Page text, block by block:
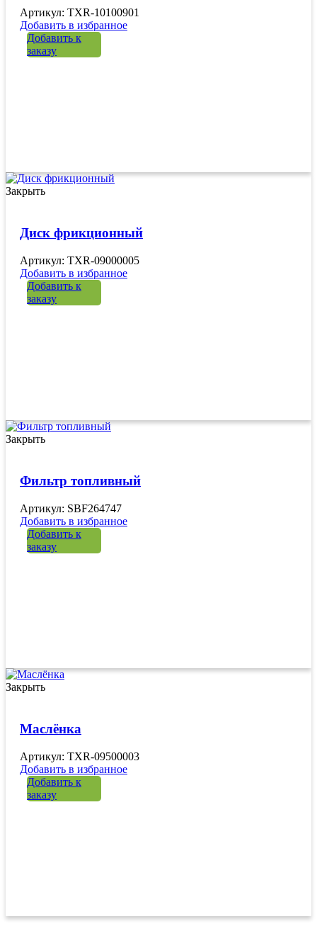
Артикул: TXR-10100901
Добавить в избранное
Добавить к
заказу
Закрыть
Диск фрикционный
Артикул: TXR-09000005
Добавить в избранное
Добавить к
заказу
Закрыть
Фильтр топливный
Артикул: SBF264747
Добавить в избранное
Добавить к
заказу
Закрыть
Маслёнка
Артикул: TXR-09500003
Добавить в избранное
Добавить к
заказу